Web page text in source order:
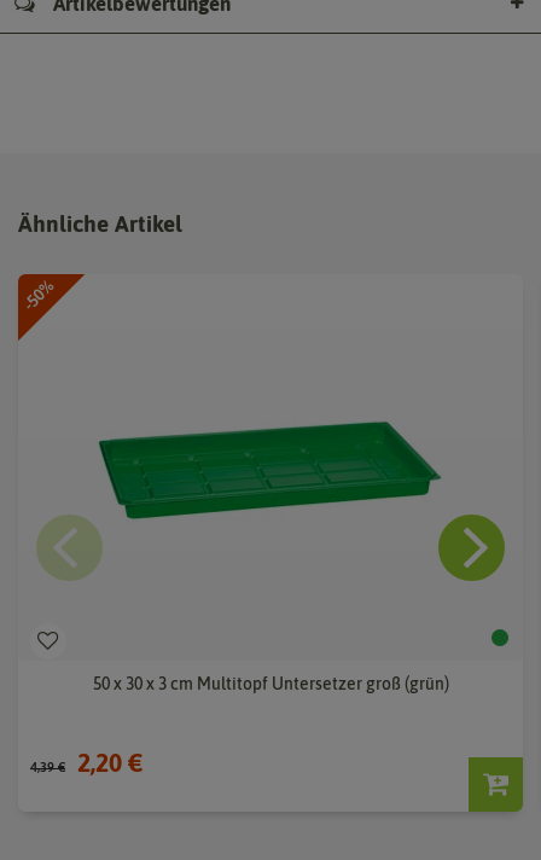
Ähnliche Artikel
-50%
50 x 30 x 3 cm Multitopf Untersetzer groß (grün)
4,39 € 2,20 €